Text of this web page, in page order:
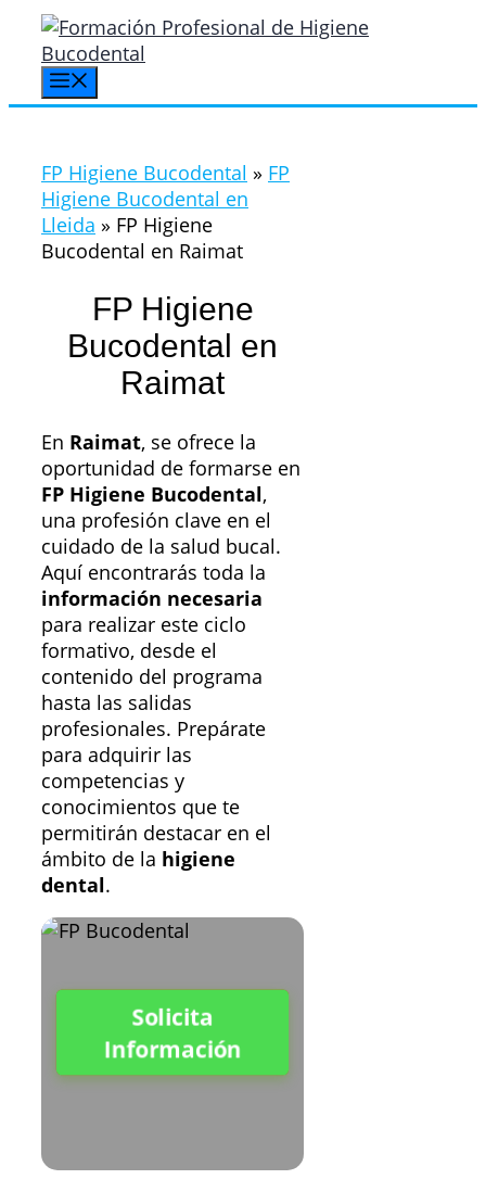
Saltar
contenido
FP Higiene Bucodental » FP
Higiene Bucodental en
Lleida » FP Higiene
Bucodental en Raimat
FP Higiene
Bucodental en
Raimat
En Raimat, se ofrece la
oportunidad de formarse en
FP Higiene Bucodental,
una profesión clave en el
cuidado de la salud bucal.
Aquí encontrarás toda la
información necesaria
para realizar este ciclo
formativo, desde el
contenido del programa
hasta las salidas
profesionales. Prepárate
para adquirir las
competencias y
conocimientos que te
permitirán destacar en el
ámbito de la higiene
dental.
Solicita
Información